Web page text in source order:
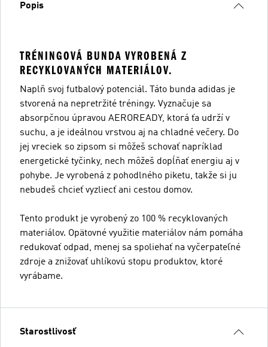
Popis
TRÉNINGOVÁ BUNDA VYROBENÁ Z
RECYKLOVANÝCH MATERIÁLOV.
Naplň svoj futbalový potenciál. Táto bunda adidas je
stvorená na nepretržité tréningy. Vyznačuje sa
absorpčnou úpravou AEROREADY, ktorá ťa udrží v
suchu, a je ideálnou vrstvou aj na chladné večery. Do
jej vreciek so zipsom si môžeš schovať napríklad
energetické tyčinky, nech môžeš dopĺňať energiu aj v
pohybe. Je vyrobená z pohodlného piketu, takže si ju
nebudeš chcieť vyzliecť ani cestou domov.
Tento produkt je vyrobený zo 100 % recyklovaných
materiálov. Opätovné využitie materiálov nám pomáha
redukovať odpad, menej sa spoliehať na vyčerpateľné
zdroje a znižovať uhlíkovú stopu produktov, ktoré
vyrábame.
Starostlivosť